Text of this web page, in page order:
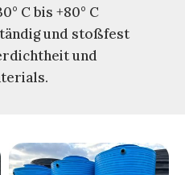
C bis +80° C
und stoßfest
und